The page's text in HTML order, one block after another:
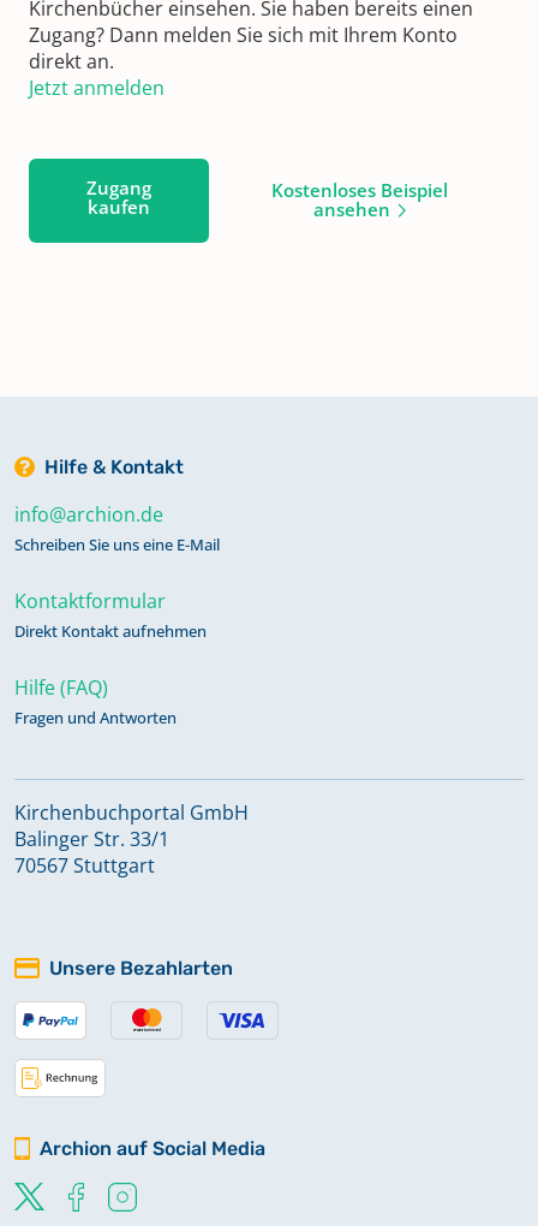
Kirchenbücher einsehen. Sie haben bereits einen
Zugang? Dann melden Sie sich mit Ihrem Konto
direkt an.
Jetzt anmelden
Zugang
kaufen
Kostenloses Beispiel
ansehen
Hilfe & Kontakt
info@archion.de
Schreiben Sie uns eine E-Mail
Kontaktformular
Direkt Kontakt aufnehmen
Hilfe (FAQ)
Fragen und Antworten
Kirchenbuchportal GmbH
Balinger Str. 33/1
70567 Stuttgart
Unsere Bezahlarten
Archion auf Social Media